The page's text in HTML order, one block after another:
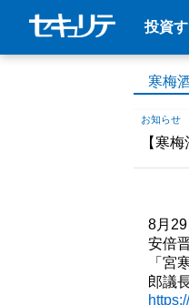
投資
寒梅
お知らせ
【寒
8月
安倍
「宮
郎議